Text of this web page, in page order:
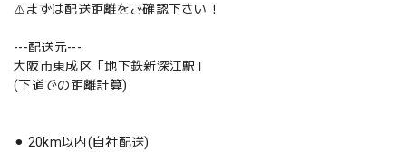
⚠️まずは配送距離をご確認下さい！
---配送元---
大阪市東成区「地下鉄新深江駅」
(下道での距離計算)
⚫︎ 20km以内(自社配送)